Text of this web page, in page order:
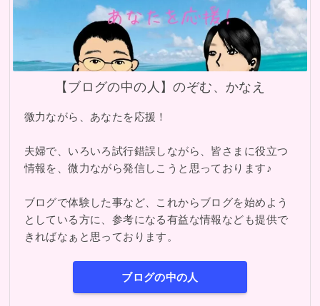
【ブログの中の人】のぞむ、かなえ
微力ながら、あなたを応援！
夫婦で、いろいろ試行錯誤しながら、皆さまに役立つ
情報を、微力ながら発信しこうと思っております♪
ブログで体験した事など、これからブログを始めよう
としている方に、参考になる有益な情報なども提供で
きればなぁと思っております。
ブログの中の人